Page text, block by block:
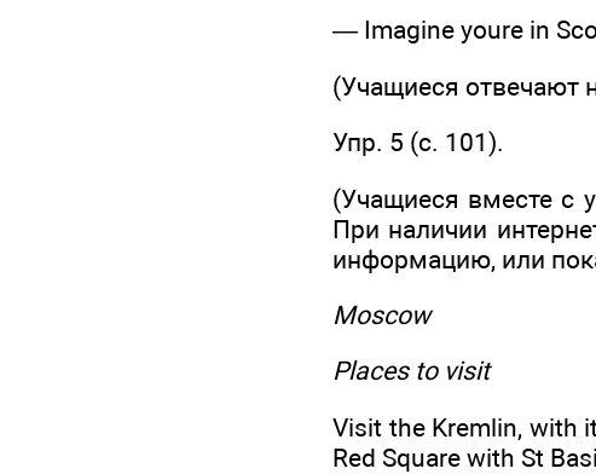
— Imagine youre in
(Учащиеся отвечают
Упр. 5 (с. 101).
(Учащиеся вместе с
При наличии
информацию, или
Moscow
Places to visit
Visit the Kremlin, with
Red Square with St